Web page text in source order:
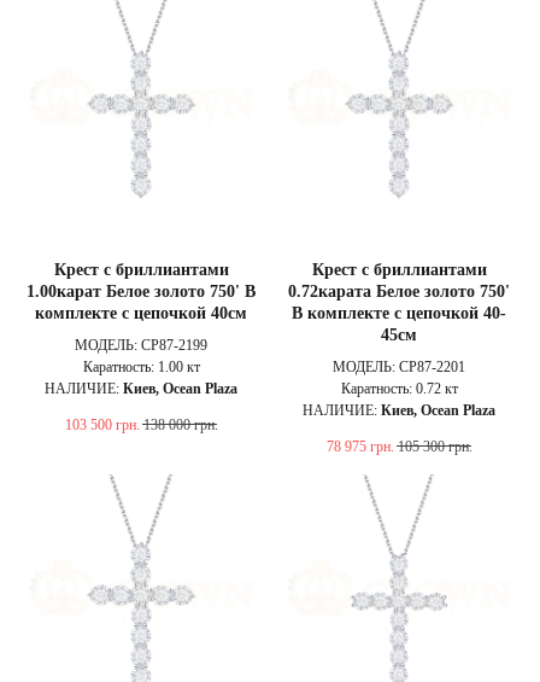
Крест с бриллиантами
1.00карат Белое золото 750' В
комплекте с цепочкой 40см
МОДЕЛЬ: CP87-2199
Каратность: 1.00 кт
НАЛИЧИЕ: Киев, Ocean Plaza
103 500 грн. 138 000 грн.
Крест с бриллиантами
0.72карата Белое золото 750'
В комплекте с цепочкой 40-
45см
МОДЕЛЬ: CP87-2201
Каратность: 0.72 кт
НАЛИЧИЕ: Киев, Ocean Plaza
78 975 грн. 105 300 грн.